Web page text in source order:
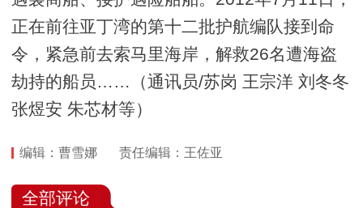
正在前往亚丁湾的第十二批护航编队接到命
令，紧急前去索马里海岸，解救26名遭海盗
劫持的船员……（通讯员/苏岗 王宗洋 刘冬冬
张煜安 朱芯材等）
编辑：曹雪娜 责任编辑：王佐亚
全部评论